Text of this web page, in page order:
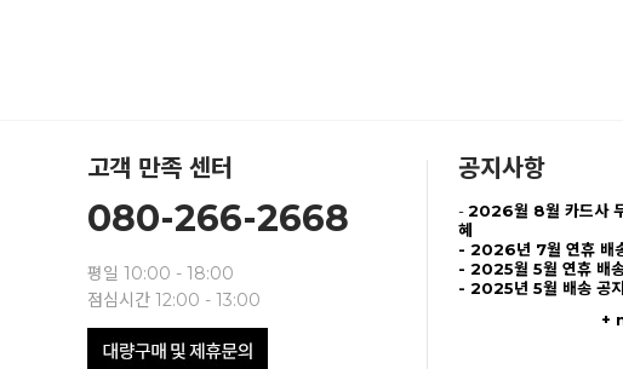
고객 만족 센터
080-266-2668
평일 10:00 - 18:00
점심시간 12:00 - 13:00
공지사항
-2026월 8월 카드사
혜
- 2026년 7월 연휴 배
- 2025월 5월 연휴 배
- 2025년 5월 배송 공지
+